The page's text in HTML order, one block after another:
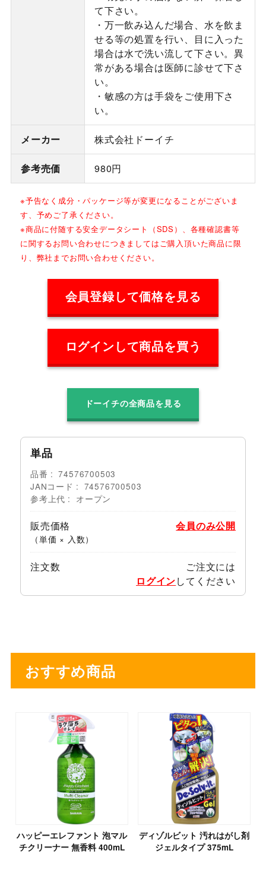
て下さい。
・万一飲み込んだ場合、水を飲ま
せる等の処置を行い、目に入った
場合は水で洗い流して下さい。異
常がある場合は医師に診せて下さ
い。
・敏感の方は手袋をご使用下さ
い。
メーカー 株式会社ドーイチ
参考売価 980円
※予告なく成分・パッケージ等が変更になることがございま
す、予めご了承ください。
※商品に付随する安全データシート（SDS）、各種確認書等
に関するお問い合わせにつきましてはご購入頂いた商品に限
り、弊社までお問い合わせください。
会員登録して価格を見る
ログインして商品を買う
ドーイチの全商品を見る
単品
品番
74576700503
JANコード
74576700503
参考上代
オープン
販売価格
（単価 × 入数）
会員のみ公開
注文数
ご注文には
ログインしてください
おすすめ商品
ハッピーエレファント 泡マル
チクリーナー 無香料 400mL
ディゾルビット 汚れはがし剤
ジェルタイプ 375mL